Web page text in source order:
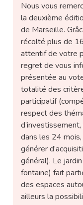
Nous vous
la deuxième
de Marseille.
récolté plus de
attentif de votre
regret de vous
présentée au
totalité des
participatif
respect des
dans les 24
générer
général). Le
fontaine) fait
des espaces
ailleurs la